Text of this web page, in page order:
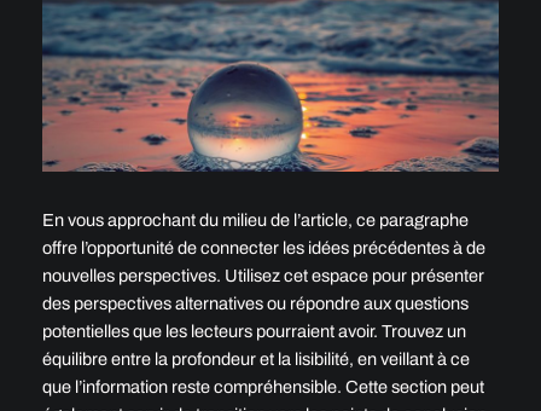
En vous approchant du milieu de l’article, ce paragraphe
offre l’opportunité de connecter les idées précédentes à de
nouvelles perspectives. Utilisez cet espace pour présenter
des perspectives alternatives ou répondre aux questions
potentielles que les lecteurs pourraient avoir. Trouvez un
équilibre entre la profondeur et la lisibilité, en veillant à ce
que l’information reste compréhensible. Cette section peut